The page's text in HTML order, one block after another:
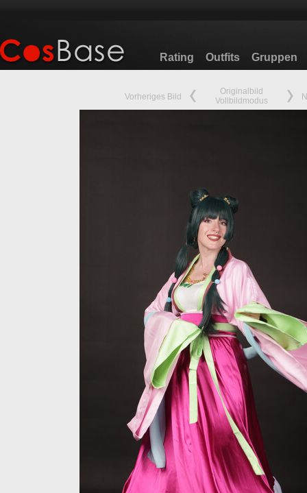
Rating Outfits Gruppen
Vorheriges Bild
Originalbild
Vollbildmodus